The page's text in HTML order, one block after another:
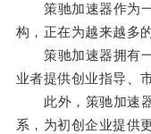
策驰加速器作为一
构，正在为越来越多
策驰加速器拥有一
业者提供创业指导、
此外，策驰加速器
系，为初创企业提供